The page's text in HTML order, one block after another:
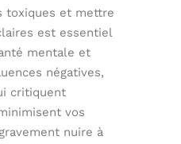
toxiques et mettre
est essentiel
mentale et
négatives,
critiquent
vos
nuire à